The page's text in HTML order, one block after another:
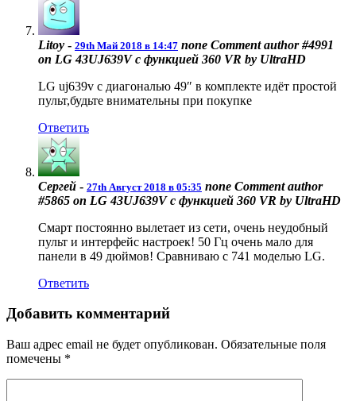
Litoy - 29th Май 2018 в 14:47 none Comment author #4991
on LG 43UJ639V с функцией 360 VR by UltraHD
LG uj639v с диагональю 49″ в комплекте идёт простой
пульт,будьте внимательны при покупке
Ответить
Сергей - 27th Август 2018 в 05:35 none Comment author
#5865 on LG 43UJ639V с функцией 360 VR by UltraHD
Смарт постоянно вылетает из сети, очень неудобный
пульт и интерфейс настроек! 50 Гц очень мало для
панели в 49 дюймов! Сравниваю с 741 моделью LG.
Ответить
Добавить комментарий
Ваш адрес email не будет опубликован. Обязательные поля
помечены *